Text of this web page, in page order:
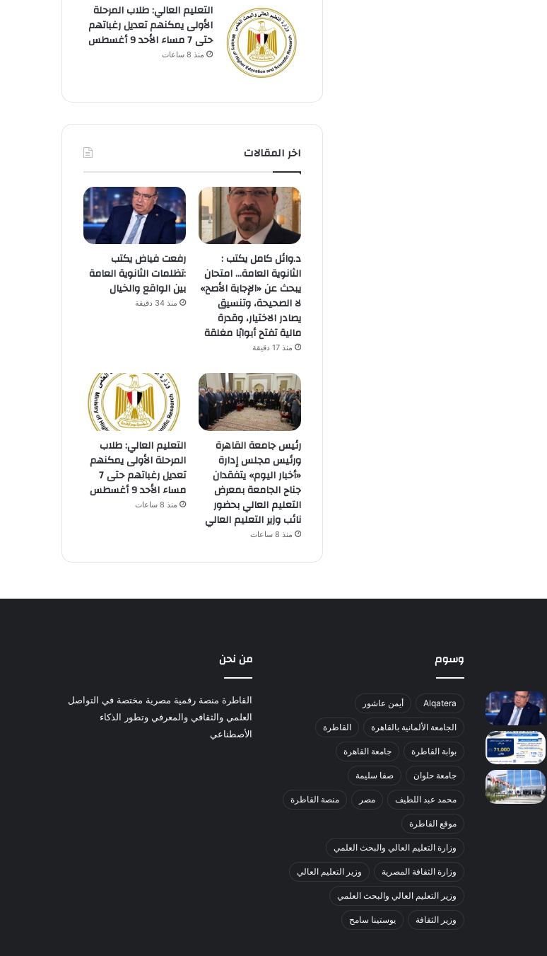
التعليم العالي: طلاب المرحلة
الأولى يمكنهم تعديل رغباتهم
حتى 7 مساء الأحد 9 أغسطس
منذ 8 ساعات
اخر المقالات
د.وائل كامل يكتب :
الثانوية العامة… امتحان
يبحث عن «الإجابة الأصح»
لا الصحيحة، وتنسيق
يصادر الاختيار، وقدرة
مالية تفتح أبوابًا مغلقة
منذ 17 دقيقة
رفعت فياض يكتب
:تظلمات الثانوية العامة
بين الواقع والخيال
منذ 34 دقيقة
رئيس جامعة القاهرة
ورئيس مجلس إدارة
«أخبار اليوم» يتفقدان
جناح الجامعة بمعرض
التعليم العالي بحضور
نائب وزير التعليم العالي
منذ 8 ساعات
التعليم العالي: طلاب
المرحلة الأولى يمكنهم
تعديل رغباتهم حتى 7
مساء الأحد 9 أغسطس
منذ 8 ساعات
وسوم
Alqatera أيمن عاشور
الجامعة الألمانية بالقاهرة القاطرة
بوابة القاطرة جامعة القاهرة
جامعة حلوان صفا سليمة
محمد عبد اللطيف مصر منصة القاطرة
موقع القاطرة
وزارة التعليم العالي والبحث العلمي
وزارة الثقافة المصرية وزير التعليم العالي
وزير التعليم العالي والبحث العلمي
وزير الثقافة يوستينا سامح
من نحن
القاطرة منصة رقمية مصرية مختصة في التواصل
العلمي والثقافي والمعرفي وتطور الذكاء
الأصطناعي